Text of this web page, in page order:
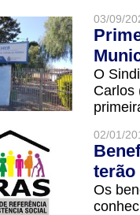
03/09/
O
Carlos
02/01/
terão
Os